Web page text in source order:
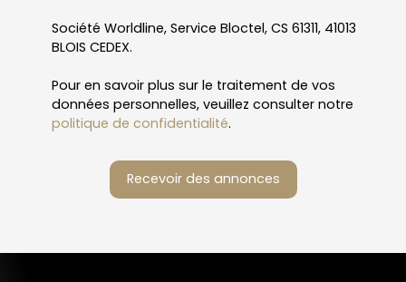
Société Worldline, Service Bloctel, CS 61311, 41013
BLOIS CEDEX.
Pour en savoir plus sur le traitement de vos
données personnelles, veuillez consulter notre
politique de confidentialité.
Recevoir des annonces